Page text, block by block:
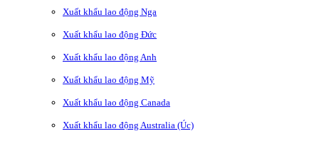
Xuất khẩu lao động Nga
Xuất khẩu lao động Đức
Xuất khẩu lao động Anh
Xuất khẩu lao động Mỹ
Xuất khẩu lao động Canada
Xuất khẩu lao động Australia (Úc)